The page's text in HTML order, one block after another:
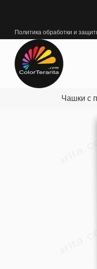
Политика обработки и
Чашки с